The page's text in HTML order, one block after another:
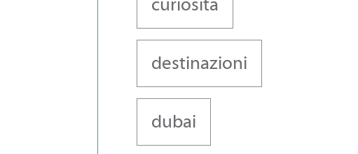
curiosità
destinazioni
dubai